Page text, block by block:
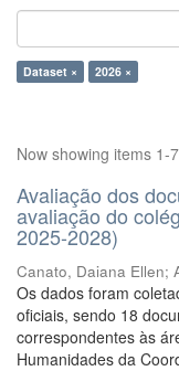
Dataset × 2026 ×
Now showing items 1-
Avaliação dos
avaliação do
2025-2028)
Canato, Daiana Ellen;
Os dados foram
oficiais, sendo 18
correspondentes às
Humanidades da